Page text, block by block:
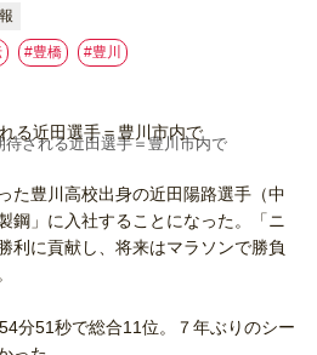
#豊橋 #豊川
待される近田選手＝豊川市内で
た豊川高校出身の近田陽路選手（中
鋼」に入社することになった。「ニ
利に貢献し、将来はマラソンで勝負
分51秒で総合11位。７年ぶりのシー